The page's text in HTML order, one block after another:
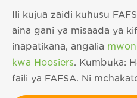
Ili kujua zaidi kuhusu
aina gani ya misaada ya
inapatikana, angalia
kwa Hoosiers. Kumbuka:
faili ya FAFSA. Ni